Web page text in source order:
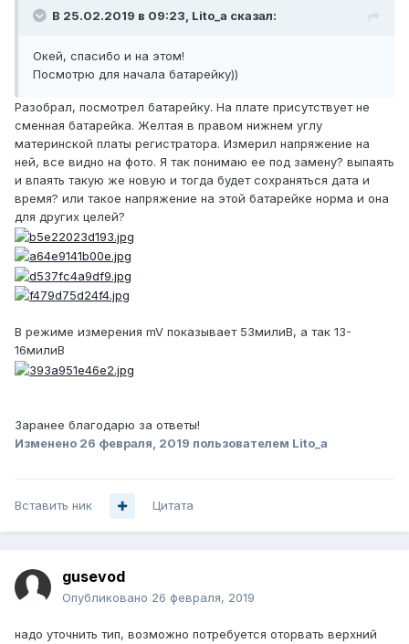
В 25.02.2019 в 09:23, Lito_a сказал:
Окей, спасибо и на этом!
Посмотрю для начала батарейку))
Разобрал, посмотрел батарейку. На плате присутствует не
сменная батарейка. Желтая в правом нижнем углу
материнской платы регистратора. Измерил напряжение на
ней, все видно на фото. Я так понимаю ее под замену? выпаять
и впаять такую же новую и тогда будет сохраняться дата и
время? или такое напряжение на этой батарейке норма и она
для других целей?
В режиме измерения mV показывает 53милиВ, а так 13-
16милиВ
Заранее благодарю за ответы!
Изменено 26 февраля, 2019 пользователем Lito_a
Вставить ник Цитата
gusevod
Опубликовано 26 февраля, 2019
надо уточнить тип, возможно потребуется оторвать верхний